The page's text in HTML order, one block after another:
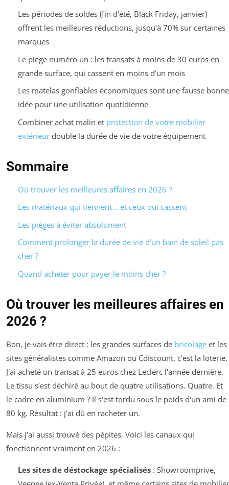
Les périodes de soldes (fin d'été, Black Friday, janvier)
offrent les meilleures réductions, jusqu'à 70% sur certaines
marques
Le piège numéro un : les transats à moins de 30 euros en
grande surface, qui cassent en moins d'un mois
Les matelas gonflables économiques sont une fausse bonne
idée pour une utilisation quotidienne
Combiner achat malin et protection de votre mobilier
extérieurdouble la durée de vie de votre équipement
Sommaire
Où trouver les meilleures affaires en 2026 ?
Les matériaux qui tiennent... et ceux qui cassent
Les pièges à éviter absolument
Comment prolonger la durée de vie d'un bain de soleil pas
cher ?
Quand acheter pour payer le moins cher ?
Où trouver les meilleures affaires en
2026 ?
Bon, je vais être direct : les grandes surfaces de bricolage et les
sites généralistes comme Amazon ou Cdiscount, c'est la loterie.
J'ai acheté un transat à 25 euros chez Leclerc l'année dernière.
Le tissu s'est déchiré au bout de quatre utilisations. Quatre. Et
le cadre en aluminium ? Il s'est tordu sous le poids d'un ami de
80 kg. Résultat : j'ai dû en racheter un.
Mais j'ai aussi trouvé des pépites. Voici les canaux qui
fonctionnent vraiment en 2026 :
Les sites de déstockage spécialisés: Showroomprive,